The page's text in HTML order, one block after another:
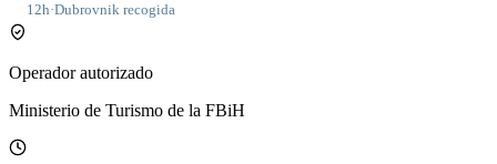
12h·Dubrovnik recogida
Operador autorizado
Ministerio de Turismo de la FBiH